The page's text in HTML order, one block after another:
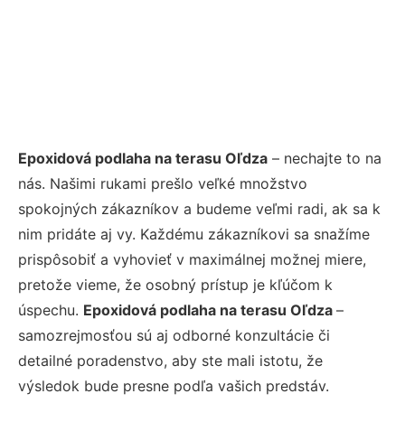
Epoxidová podlaha na terasu Oľdza – nechajte to na
nás. Našimi rukami prešlo veľké množstvo
spokojných zákazníkov a budeme veľmi radi, ak sa k
nim pridáte aj vy. Každému zákazníkovi sa snažíme
prispôsobiť a vyhovieť v maximálnej možnej miere,
pretože vieme, že osobný prístup je kľúčom k
úspechu. Epoxidová podlaha na terasu Oľdza –
samozrejmosťou sú aj odborné konzultácie či
detailné poradenstvo, aby ste mali istotu, že
výsledok bude presne podľa vašich predstáv.